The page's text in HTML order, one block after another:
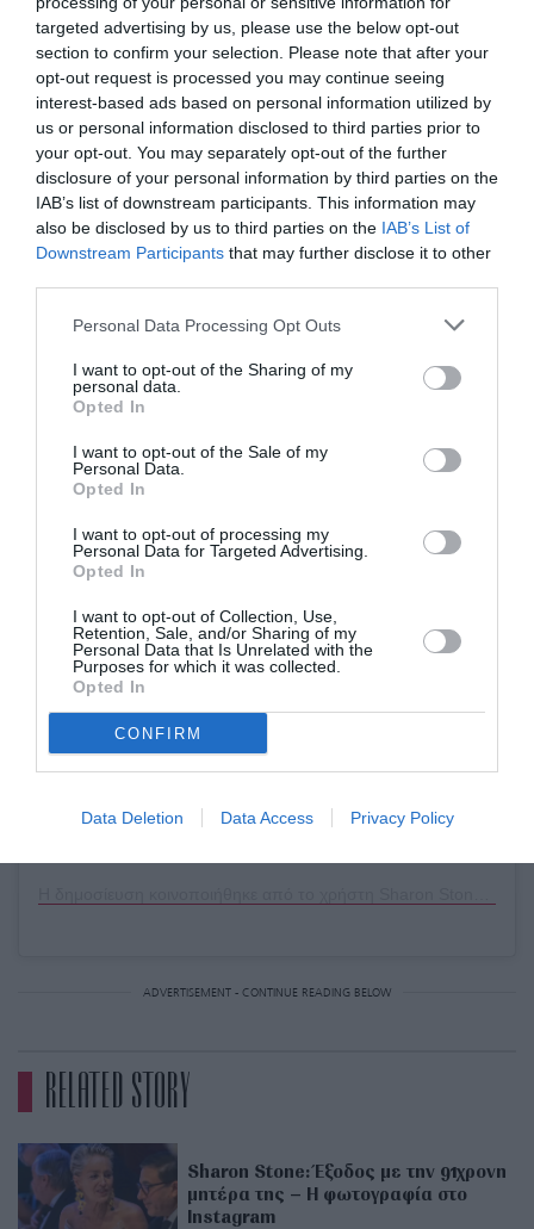
targeted advertising by us, please use the below opt-out
section to confirm your selection. Please note that after your
opt-out request is processed you may continue seeing
interest-based ads based on personal information utilized by
us or personal information disclosed to third parties prior to
your opt-out. You may separately opt-out of the further
disclosure of your personal information by third parties on the
IAB’s list of downstream participants. This information may
also be disclosed by us to third parties on the IAB’s List of
Downstream Participants that may further disclose it to other
Personal Data Processing Opt Outs
I want to opt-out of the Sharing of my
personal data.
Opted In
I want to opt-out of the Sale of my
Personal Data.
Opted In
I want to opt-out of processing my
Personal Data for Targeted Advertising.
Opted In
I want to opt-out of Collection, Use,
Retention, Sale, and/or Sharing of my
Personal Data that Is Unrelated with the
Purposes for which it was collected.
Opted In
CONFIRM
Data Deletion Data Access Privacy Policy
Δείτε τη νέα ανάρτηση της Sharon Stone:
Δείτε αυτή τη δημοσίευση στο Instagram.
ADVERTISEMENT - CONTINUE READING BELOW
RELATED STORY
Sharon Stone: Έξοδος με την 91χρονη
μητέρα της – Η φωτογραφία στο
Instagram